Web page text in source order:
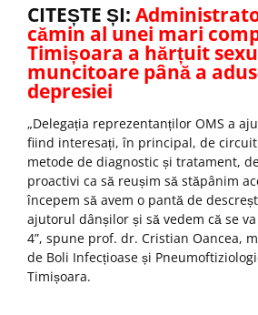
CITEȘTE ȘI:
cămin al unei mari
Timișoara a hărțuit
muncitoare până a
depresiei
„Delegația reprezentanților OMS a
fiind interesați, în principal, de
metode de diagnostic și tratament,
proactivi ca să reușim să stăpânim
începem să avem o pantă de
ajutorul dânșilor și să vedem că se
4”, spune prof. dr. Cristian Oancea,
de Boli Infecțioase și
Timișoara.